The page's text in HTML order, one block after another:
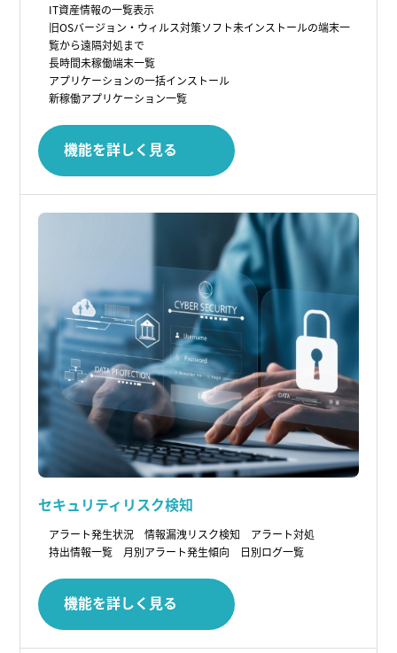
IT資産情報の一覧表示
旧OSバージョン・ウィルス対策ソフト未インストールの端末一
覧から遠隔対処まで
長時間未稼働端末一覧
アプリケーションの一括インストール
新稼働アプリケーション一覧
機能を詳しく見る
セキュリティリスク検知
アラート発生状況 情報漏洩リスク検知
アラート対処
持出情報一覧
月別アラート発生傾向 日別ログ一覧
機能を詳しく見る